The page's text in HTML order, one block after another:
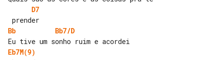
D7
Bb
Bb7/D
Eb7M(9)